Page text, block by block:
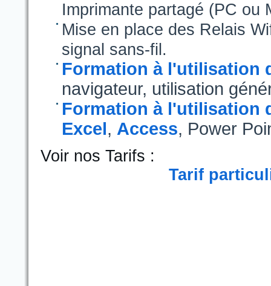
Imprimante partagé (PC ou
Mise en place des Relais
signal sans-fil.
Formation à l'utilisation
navigateur, utilisation
Formation à l'utilisation
Excel, Access, Power
Voir nos Tarifs :
Tarif